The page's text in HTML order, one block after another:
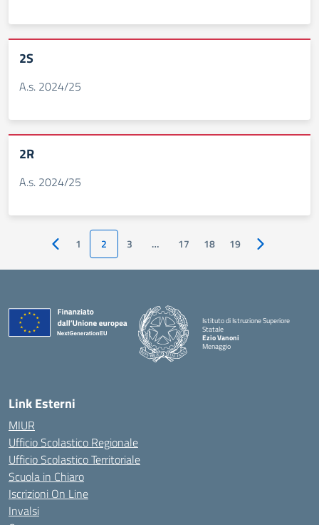
2S
A.s. 2024/25
2R
A.s. 2024/25
Pagina precedente
1 2 3 … 17 18 19 Pagina
Istituto di Istruzione Superiore
Statale
Ezio Vanoni
Menaggio
— Visita la pagina iniziale della scuola
Link Esterni
MIUR
Ufficio Scolastico Regionale
Ufficio Scolastico Territoriale
Scuola in Chiaro
Iscrizioni On Line
Invalsi